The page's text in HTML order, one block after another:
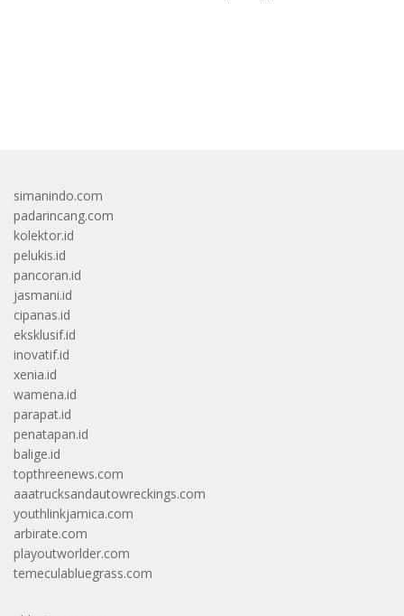
simanindo.com
padarincang.com
kolektor.id
pelukis.id
pancoran.id
jasmani.id
cipanas.id
eksklusif.id
inovatif.id
xenia.id
wamena.id
parapat.id
penatapan.id
balige.id
topthreenews.com
aaatrucksandautowreckings.com
youthlinkjamica.com
arbirate.com
playoutworlder.com
temeculabluegrass.com